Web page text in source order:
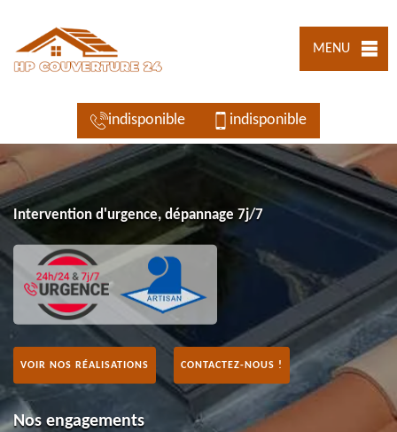
MENU
indisponible indisponible
Intervention d'urgence, dépannage 7j/7
VOIR NOS RÉALISATIONS CONTACTEZ-NOUS !
Nos engagements